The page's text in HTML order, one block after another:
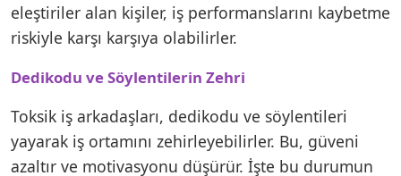
eleştiriler alan kişiler, iş performanslarını kaybetme
riskiyle karşı karşıya olabilirler.
Dedikodu ve Söylentilerin Zehri
Toksik iş arkadaşları, dedikodu ve söylentileri
yayarak iş ortamını zehirleyebilirler. Bu, güveni
azaltır ve motivasyonu düşürür. İşte bu durumun